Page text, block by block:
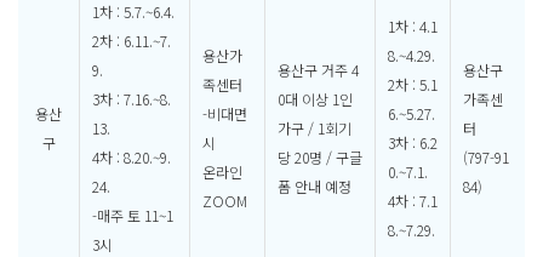
용산
구
1차 : 5.7.~6.4.
2차 : 6.11.~7.
9.
3차 : 7.16.~8.
13.
4차 : 8.20.~9.
24.
-매주 토 11~1
3시
용산가
족센터
-비대면
시
온라인
ZOOM
용산구 거주 4
0대 이상 1인
가구 / 1회기
당 20명 / 구글
폼 안내 예정
1차 : 4.1
8.~4.29.
2차 : 5.1
6.~5.27.
3차 : 6.2
0.~7.1.
4차 : 7.1
8.~7.29.
용산구
가족센
터
(797-91
84)